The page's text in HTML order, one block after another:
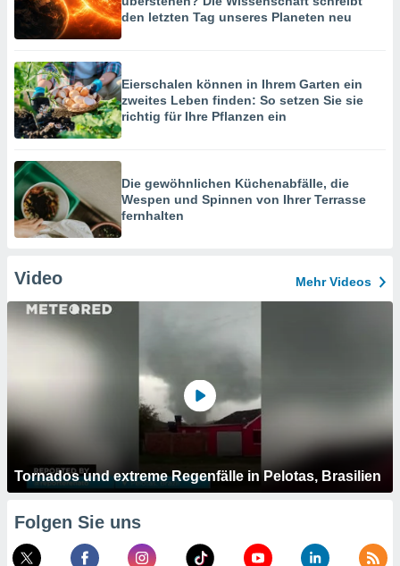
den letzten Tag unseres Planeten neu
Eierschalen können in Ihrem Garten ein
zweites Leben finden: So setzen Sie sie
richtig für Ihre Pflanzen ein
Die gewöhnlichen Küchenabfälle, die
Wespen und Spinnen von Ihrer Terrasse
fernhalten
Video Mehr Videos
Tornados und extreme Regenfälle in Pelotas, Brasilien
Folgen Sie uns